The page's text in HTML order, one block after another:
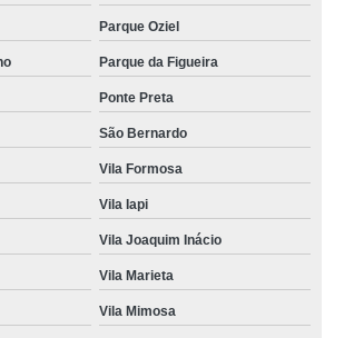
Parque Oziel
Parque da Figueira
Ponte Preta
São Bernardo
Vila Formosa
Vila Iapi
Vila Joaquim Inácio
Vila Marieta
Vila Mimosa